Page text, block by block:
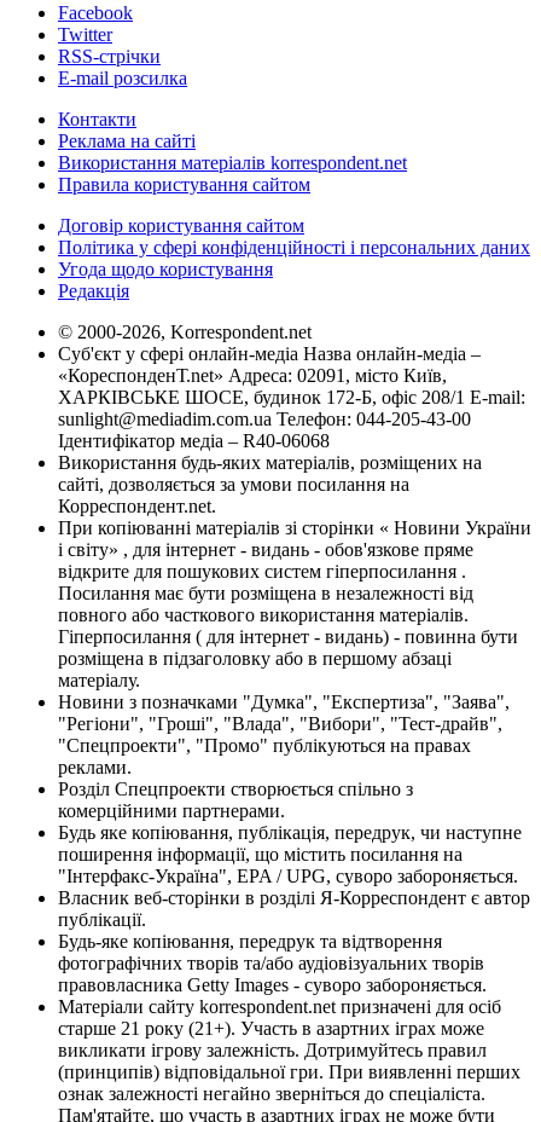
Facebook
Twitter
RSS-стрічки
E-mail розсилка
Контакти
Реклама на сайті
Використання матеріалів korrespondent.net
Правила користування сайтом
Договір користування сайтом
Політика у сфері конфіденційності і персональних даних
Угода щодо користування
Редакція
© 2000-2026, Korrespondent.net
Суб'єкт у сфері онлайн-медіа Назва онлайн-медіа –
«КореспонденТ.net» Адреса: 02091, місто Київ,
ХАРКІВСЬКЕ ШОСЕ, будинок 172-Б, офіс 208/1 E-mail:
sunlight@mediadim.com.ua Телефон: 044-205-43-00
Ідентифікатор медіа – R40-06068
Використання будь-яких матеріалів, розміщених на
сайті, дозволяється за умови посилання на
Корреспондент.net.
При копіюванні матеріалів зі сторінки « Новини України
і світу» , для інтернет - видань - обов'язкове пряме
відкрите для пошукових систем гіперпосилання .
Посилання має бути розміщена в незалежності від
повного або часткового використання матеріалів.
Гіперпосилання ( для інтернет - видань) - повинна бути
розміщена в підзаголовку або в першому абзаці
матеріалу.
Новини з позначками "Думка", "Експертиза", "Заява",
"Регіони", "Гроші", "Влада", "Вибори", "Тест-драйв",
"Спецпроекти", "Промо" публікуються на правах
реклами.
Розділ Спецпроекти створюється спільно з
комерційними партнерами.
Будь яке копіювання, публікація, передрук, чи наступне
поширення інформації, що містить посилання на
"Інтерфакс-Україна", EPA / UPG, суворо забороняється.
Власник веб-сторінки в розділі Я-Корреспондент є автор
публікації.
Будь-яке копіювання, передрук та відтворення
фотографічних творів та/або аудіовізуальних творів
правовласника Getty Images - суворо забороняється.
Матеріали сайту korrespondent.net призначені для осіб
старше 21 року (21+). Участь в азартних іграх може
викликати ігрову залежність. Дотримуйтесь правил
(принципів) відповідальної гри. При виявленні перших
ознак залежності негайно зверніться до спеціаліста.
Пам'ятайте, що участь в азартних іграх не може бути